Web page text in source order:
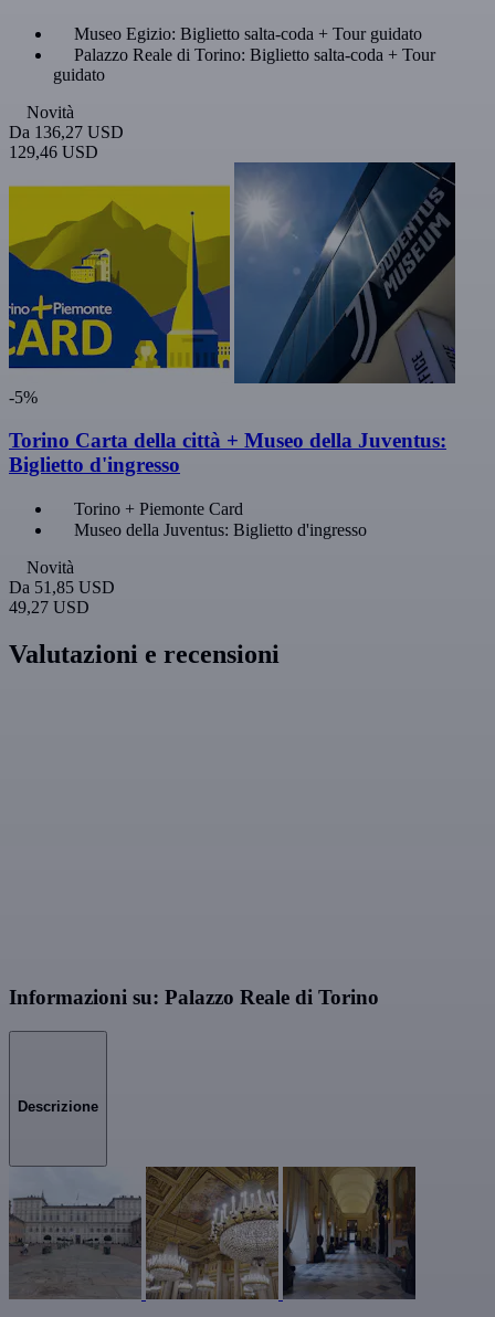
Museo Egizio: Biglietto salta-coda + Tour guidato
Palazzo Reale di Torino: Biglietto salta-coda + Tour
guidato
Novità
Da 136,27 USD
129,46 USD
-5%
Torino Carta della città + Museo della Juventus:
Biglietto d'ingresso
Torino + Piemonte Card
Museo della Juventus: Biglietto d'ingresso
Novità
Da 51,85 USD
49,27 USD
Valutazioni e recensioni
Informazioni su: Palazzo Reale di Torino
Descrizione